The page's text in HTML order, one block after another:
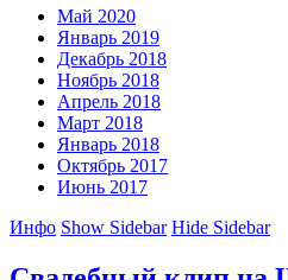
Май 2020
Январь 2019
Декабрь 2018
Ноябрь 2018
Апрель 2018
Март 2018
Январь 2018
Октябрь 2017
Июнь 2017
Инфо Show Sidebar Hide Sidebar